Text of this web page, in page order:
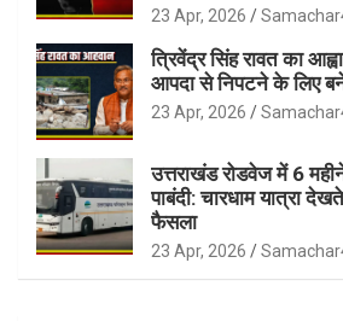
23 Apr, 2026
त्रिवेंद्र सिंह रावत का
आपदा से निपटने के लिए
23 Apr, 2026
उत्तराखंड रोडवेज में 6
पाबंदी: चारधाम यात्रा
फैसला
23 Apr, 2026